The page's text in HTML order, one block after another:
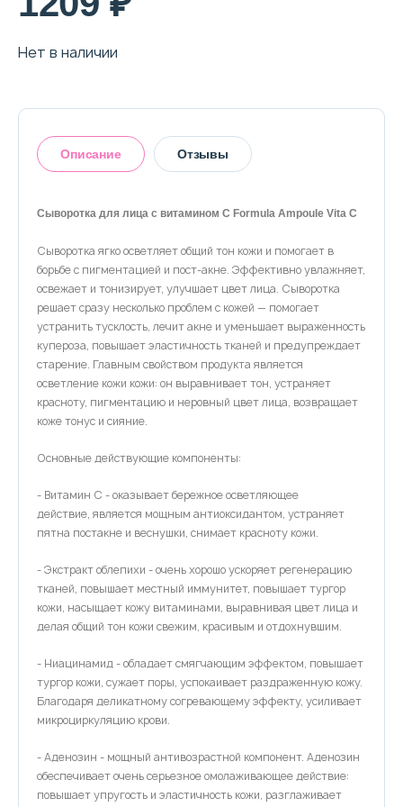
Доставка и оплата
Контактная информация
Нет в наличии
Описание Отзывы
Сыворотка для лица с витамином С Formula Ampoule Vita C
Сыворотка ягко осветляет общий тон кожи и помогает в
борьбе с пигментацией и пост-акне. Эффективно увлажняет,
освежает и тонизирует, улучшает цвет лица. Сыворотка
решает сразу несколько проблем с кожей — помогает
устранить тусклость, лечит акне и уменьшает выраженность
купероза, повышает эластичность тканей и предупреждает
старение. Главным свойством продукта является
осветление кожи кожи: он выравнивает тон, устраняет
красноту, пигментацию и неровный цвет лица, возвращает
коже тонус и сияние.
Основные действующие компоненты:
- Витамин С - оказывает бережное осветляющее
действие, является мощным антиоксидантом, устраняет
пятна постакне и веснушки, снимает красноту кожи.
- Экстракт облепихи - очень хорошо ускоряет регенерацию
тканей, повышает местный иммунитет, повышает тургор
кожи, насыщает кожу витаминами, выравнивая цвет лица и
делая общий тон кожи свежим, красивым и отдохнувшим.
- Ниацинамид - обладает смягчающим эффектом, повышает
тургор кожи, сужает поры, успокаивает раздраженную кожу.
Благодаря деликатному согревающему эффекту, усиливает
микроциркуляцию крови.
- Аденозин - мощный антивозрастной компонент. Аденозин
обеспечивает очень серьезное омолаживающее действие:
повышает упругость и эластичность кожи, разглаживает
Оставить отзыв